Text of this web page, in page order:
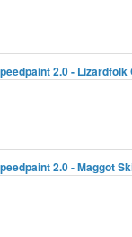
2.0 - Lizardfolk
2.0 - Maggot